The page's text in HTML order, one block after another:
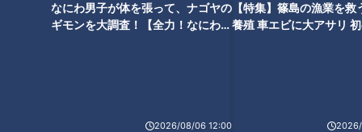
なにわ男子が体を張って、ナゴヤの
ギモンを大調査！【全力！なにわ実
2026/08/06 12:00
【特集】篠島の漁業を救
養殖 車エビに大アサリ
（グラビアアイドル・三田悠貴）